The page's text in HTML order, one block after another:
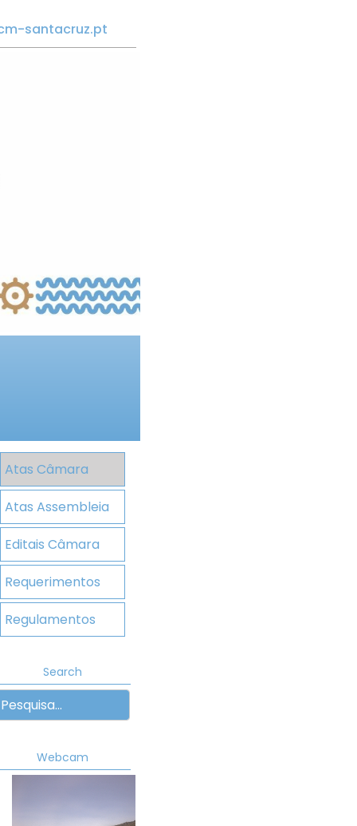
santacruz.pt
Atas Câmara
Atas Assembleia
Editais Câmara
Requerimentos
Regulamentos
Search
Webcam